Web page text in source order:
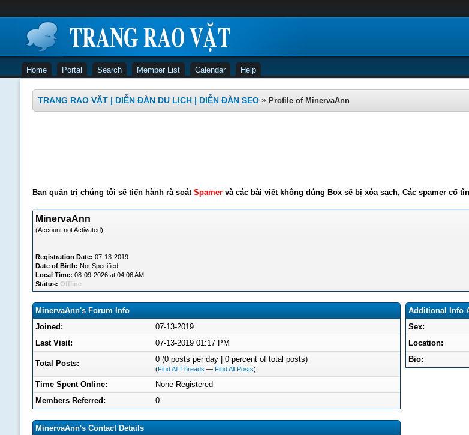
Home Portal Search Member List Calendar Help
TRANG RAO VẶT | DIỄN ĐÀN DU LỊCH | DIỄN ĐÀN SEO » Profile of MinervaAnn
Ban quản trị chúng tôi sẽ tiến hành rà soát Spamervà các bài viết không đúng Box sẽ bị xóa sạch, Các spamer cố
MinervaAnn
(Account not Activated)
Registration Date: 07-13-2019
Date of Birth: Not Specified
Local Time: 08-09-2026 at 04:06 AM
Status: Offline
MinervaAnn's Forum Info
Joined:
07-13-2019
Last Visit:
07-13-2019 01:17 PM
Total Posts: 0 (0 posts per day | 0 percent of total posts)
(Find All Threads — Find All Posts)
Time Spent Online:
None Registered
Members Referred:
0
MinervaAnn's Contact Details
Additional Info
Sex:
Location:
Bio: